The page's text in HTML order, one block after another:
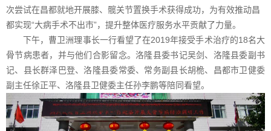
次尝试在昌都就地开展膝、髋关节置换手术获得成功，为有效推动昌
都实现“大病手术不出市”，提升整体医疗服务水平贡献了力量。
下午，曹卫洲理事长一行看望了在2019年接受手术治疗的18名大
骨节病患者，并与他们合影留念。洛隆县委书记吴剑、洛隆县委副书
记、县长群泽巴登、洛隆县委常委、常务副县长胡桅、昌都市卫健委
副主任徐正平、洛隆县卫健委主任孙李鹏等陪同看望。